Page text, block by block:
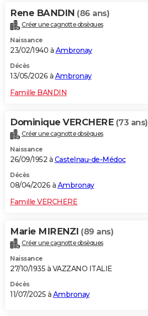
Alimentation
Guide de la santé
Maladies
Médicaments
Sommeil
VOYAGE
Destinations
City break
Voyage nature
Voyage de noces
Forum
Climat
+PHOTO
GUIDES D'ACHAT
Carte de Noël
Carte Bonne année
Carte Saint-Valentin
Carte Pâques
Carte d'anniversaire
DICTIONNAIRE
Dictionnaire
Biographies
Citations
Expressions
Proverbes
PROGRAMME TV
S'inscrire
Se connecter
Lycées
Collèges
Primaires
Universités
Entreprises
Service militaire
Avis de recherche
AVIS DE DÉCÈS
FORUM
Bricolage
Lifestyle
Culture
Television
Voyage
Rene BANDIN (86 ans)
Créer une cagnotte obsèques
Naissance
23/02/1940 à Ambronay
Décès
13/05/2026 à Ambronay
Famille BANDIN
Dominique VERCHERE (73 ans)
Créer une cagnotte obsèques
Naissance
26/09/1952 à Castelnau-de-Médoc
Décès
08/04/2026 à Ambronay
Famille VERCHERE
Marie MIRENZI (89 ans)
Créer une cagnotte obsèques
Naissance
27/10/1935 à VAZZANO ITALIE
Décès
11/07/2025 à Ambronay